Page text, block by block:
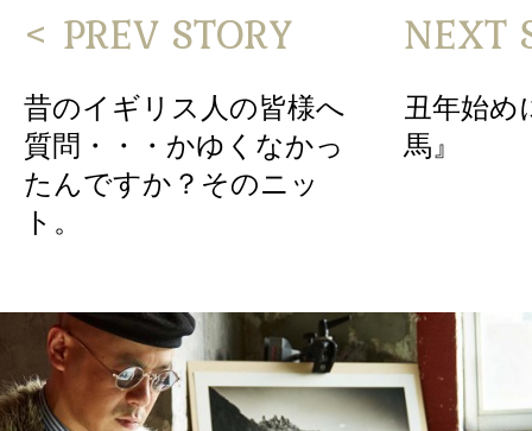
< PREV STORY
昔のイギリス人の皆様へ
質問・・・かゆくなかっ
たんですか？そのニッ
ト。
NEXT
丑年始め
馬』